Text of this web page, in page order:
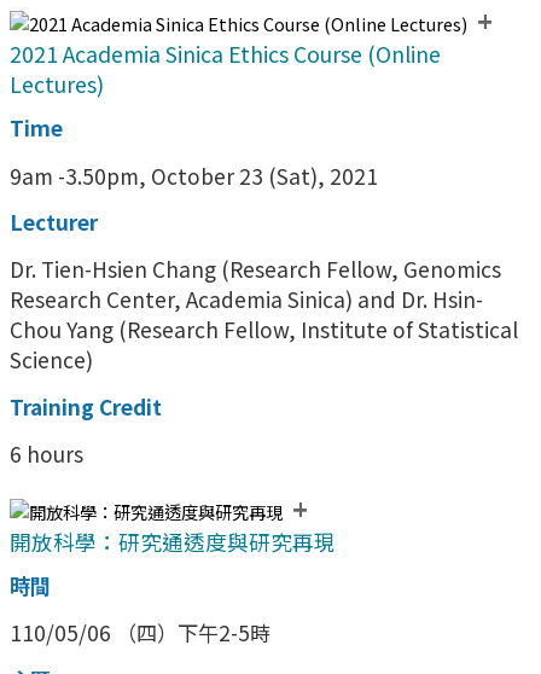
+
2021 Academia Sinica Ethics Course (Online
Lectures)
Time
9am -3.50pm, October 23 (Sat), 2021
Lecturer
Dr. Tien-Hsien Chang (Research Fellow, Genomics
Research Center, Academia Sinica) and Dr. Hsin-
Chou Yang (Research Fellow, Institute of Statistical
Science)
Training Credit
6 hours
+
開放科學：研究通透度與研究再現
時間
110/05/06 （四）下午2-5時